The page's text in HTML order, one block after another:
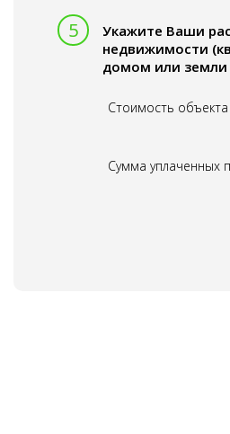
Укажите Ваши
недвижимости
домом или
Стоимость объекта
Сумма уплаченных